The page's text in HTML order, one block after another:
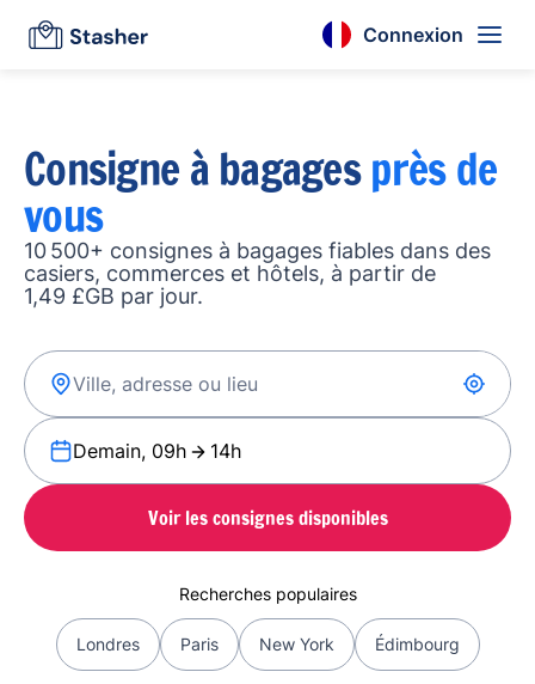
Connexion
Consigne à bagagesprès de
vous
10 500+ consignes à bagages fiables dans des
casiers, commerces et hôtels, à partir de
1,49 £GB par jour.
Demain, 09h 14h
Voir les consignes disponibles
Recherches populaires
Londres Paris New York Édimbourg